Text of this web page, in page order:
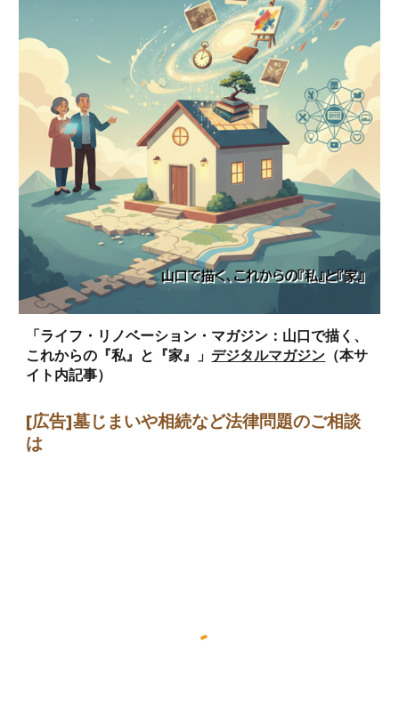
「ライフ・リノベーション・マガジン：山口で描く、
これからの『私』と『家』」 デジタルマガジン （本サ
イト内記事）
[広告]墓じまいや相続など法律問題のご相談
は